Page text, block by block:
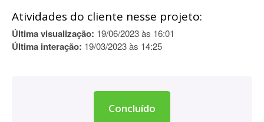
Atividades do cliente nesse projeto:
Última visualização: 19/06/2023 às 16:01
Última interação: 19/03/2023 às 14:25
Concluído